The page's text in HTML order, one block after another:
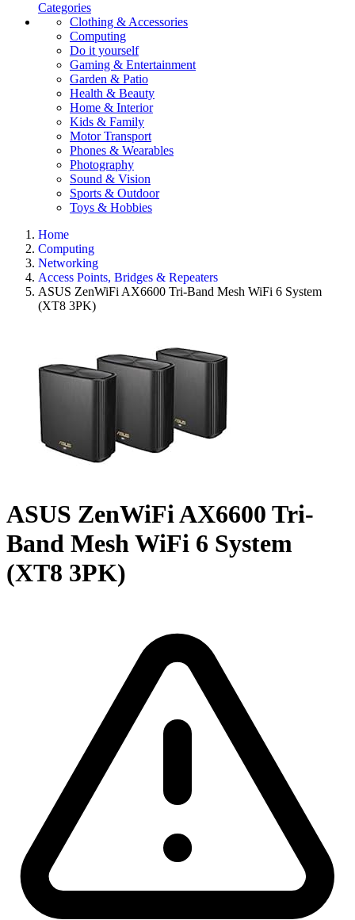
Categories
Clothing & Accessories
Computing
Do it yourself
Gaming & Entertainment
Garden & Patio
Health & Beauty
Home & Interior
Kids & Family
Motor Transport
Phones & Wearables
Photography
Sound & Vision
Sports & Outdoor
Toys & Hobbies
Home
Computing
Networking
Access Points, Bridges & Repeaters
ASUS ZenWiFi AX6600 Tri-Band Mesh WiFi 6 System
(XT8 3PK)
ASUS ZenWiFi AX6600 Tri-
Band Mesh WiFi 6 System
(XT8 3PK)